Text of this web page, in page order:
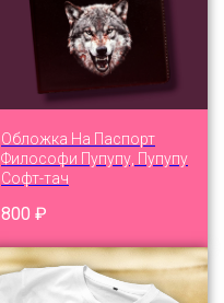
Обложка На Паспорт
Философи Пупупу, Пупупу
Софт-тач
800 ₽